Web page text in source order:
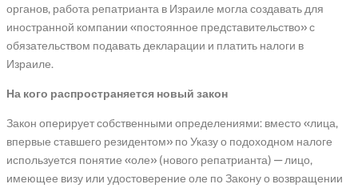
органов, работа репатрианта в Израиле могла создавать для
иностранной компании «постоянное представительство» с
обязательством подавать декларации и платить налоги в
Израиле.
На кого распространяется новый закон
Закон оперирует собственными определениями: вместо «лица,
впервые ставшего резидентом» по Указу о подоходном налоге
используется понятие «оле» (нового репатрианта) — лицо,
имеющее визу или удостоверение оле по Закону о возвращении